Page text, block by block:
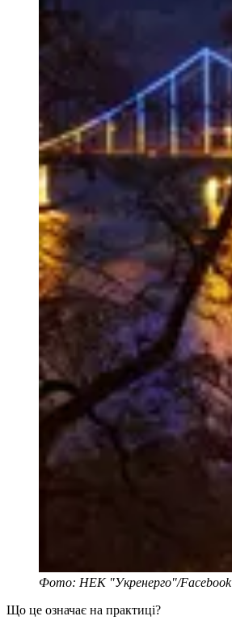
Фото: НЕК "Укренерго"/Facebook
Що це означає на практиці?